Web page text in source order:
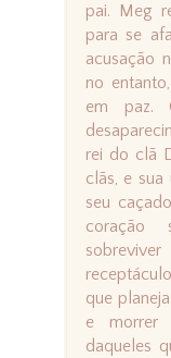
pai. Meg
para se
acusação
no
em paz.
rei do clã
clãs, e sua
seu
coração
que
e morrer
daqueles